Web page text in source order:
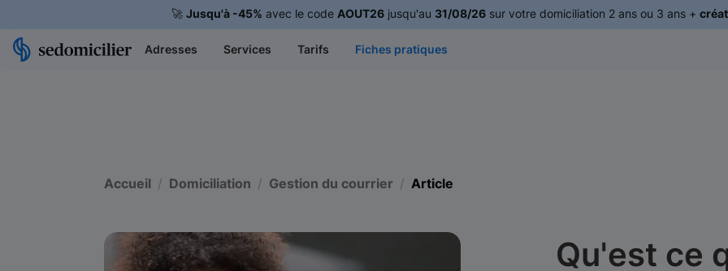
🚀 Jusqu'à -45% avec le code AOUT26jusqu'au 31/08/26sur votre domiciliation 2 ans ou 3 ans +
Adresses Services Tarifs Fiches pratiques
Accueil Domiciliation Gestion du courrier Article
Qu'est ce